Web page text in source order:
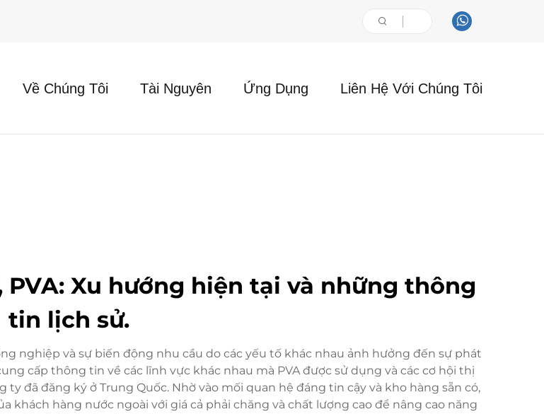
Về Chúng Tôi Tài Nguyên Ứng Dụng Liên Hệ Với Chúng Tôi
Xu hướng hiện tại và những thông
tin lịch sử.
nghiệp và sự biến động nhu cầu do các yếu tố khác nhau ảnh hưởng đến sự phát
cấp thông tin về các lĩnh vực khác nhau mà PVA được sử dụng và các cơ hội thị
đã đăng ký ở Trung Quốc. Nhờ vào mối quan hệ đáng tin cậy và kho hàng sẵn có,
khách hàng nước ngoài với giá cả phải chăng và chất lượng cao để nâng cao năng